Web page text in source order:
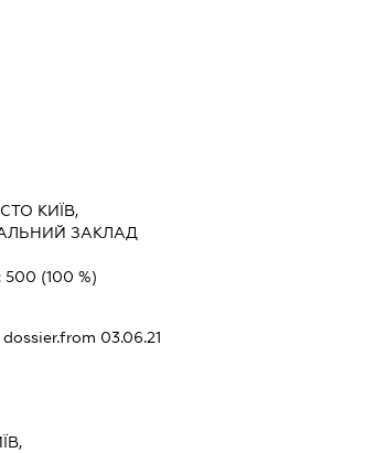
КИЇВ,
ЗАКЛАД
500 (100 %)
03.06.21